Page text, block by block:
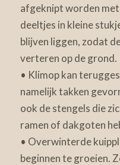
afgeknipt worden met
deeltjes in kleine
blijven liggen, zodat
verteren op de grond.
• Klimop kan
namelijk takken
ook de stengels die
ramen of dakgoten
• Overwinterde
beginnen te groeien.